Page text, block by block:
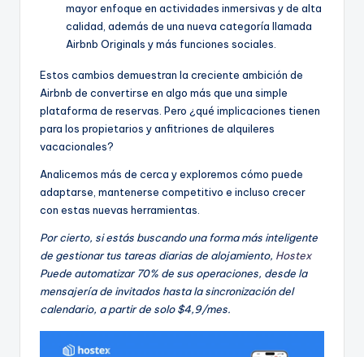
mayor enfoque en actividades inmersivas y de alta
calidad, además de una nueva categoría llamada
Airbnb Originals y más funciones sociales.
Estos cambios demuestran la creciente ambición de
Airbnb de convertirse en algo más que una simple
plataforma de reservas. Pero ¿qué implicaciones tienen
para los propietarios y anfitriones de alquileres
vacacionales?
Analicemos más de cerca y exploremos cómo puede
adaptarse, mantenerse competitivo e incluso crecer
con estas nuevas herramientas.
Por cierto, si estás buscando una forma más inteligente
de gestionar tus tareas diarias de alojamiento, Hostex
Puede automatizar 70% de sus operaciones, desde la
mensajería de invitados hasta la sincronización del
calendario, a partir de solo $4,9/mes.